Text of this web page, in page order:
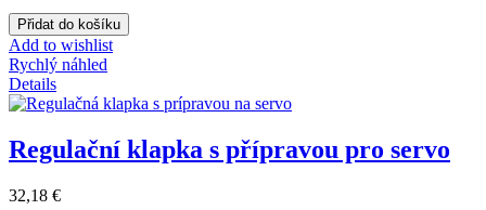
Přidat do košíku
Add to wishlist
Rychlý náhled
Details
Regulační klapka s přípravou pro servo
32,18 €